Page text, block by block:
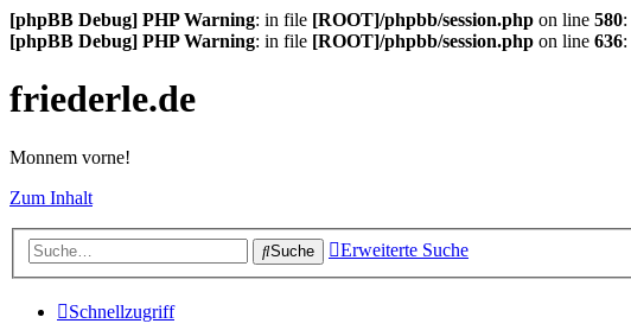
[phpBB Debug] PHP Warning: in file [ROOT]/phpbb/session.php on line 580:
[phpBB Debug] PHP Warning: in file [ROOT]/phpbb/session.php on line 636:
friederle.de
Monnem vorne!
Zum Inhalt
Suche Erweiterte Suche
Schnellzugriff